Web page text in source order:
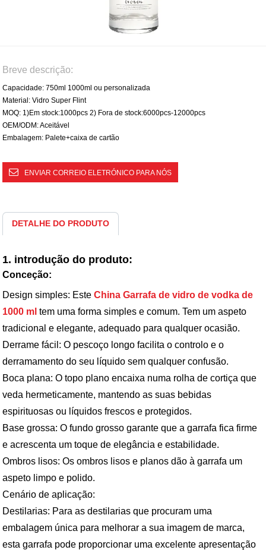
Breve descrição:
Capacidade: 750ml 1000ml ou personalizada
Material: Vidro Super Flint
MOQ: 1)Em stock:1000pcs 2) Fora de stock:6000pcs-12000pcs
OEM/ODM: Aceitável
Embalagem: Palete+caixa de cartão
ENVIAR CORREIO ELETRÓNICO PARA NÓS
DETALHE DO PRODUTO
1. introdução do produto:
Conceção:
Design simples: EsteChina Garrafa de vidro de vodka de
1000 ml tem uma forma simples e comum. Tem um aspeto
tradicional e elegante, adequado para qualquer ocasião.
Derrame fácil: O pescoço longo facilita o controlo e o
derramamento do seu líquido sem qualquer confusão.
Boca plana: O topo plano encaixa numa rolha de cortiça que
veda hermeticamente, mantendo as suas bebidas
espirituosas ou líquidos frescos e protegidos.
Base grossa: O fundo grosso garante que a garrafa fica firme
e acrescenta um toque de elegância e estabilidade.
Ombros lisos: Os ombros lisos e planos dão à garrafa um
aspeto limpo e polido.
Cenário de aplicação:
Destilarias: Para as destilarias que procuram uma
embalagem única para melhorar a sua imagem de marca,
esta garrafa pode proporcionar uma excelente apresentação